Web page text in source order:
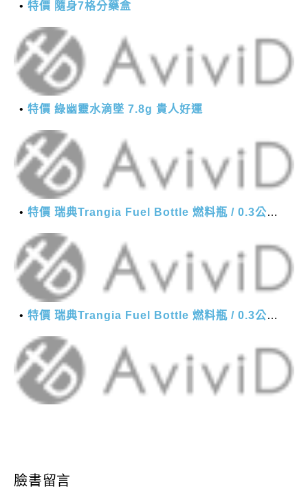
特價 隨身7格分藥盒
特價 綠幽靈水滴墜 7.8g 貴人好運
特價 瑞典Trangia Fuel Bottle 燃料瓶 / 0.3公升-軍綠色
特價 瑞典Trangia Fuel Bottle 燃料瓶 / 0.3公升-軍綠色
臉書留言